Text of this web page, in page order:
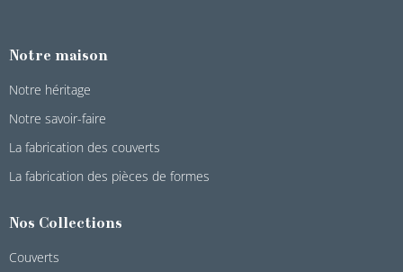
Notre maison
Notre héritage
Notre savoir-faire
La fabrication des couverts
La fabrication des pièces de formes
Nos Collections
Couverts